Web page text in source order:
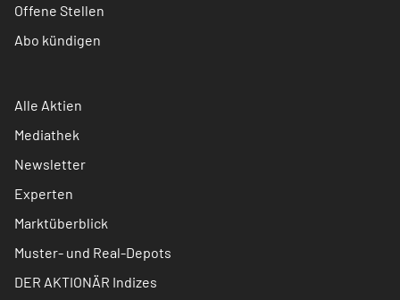
Offene Stellen
Abo kündigen
Alle Aktien
Mediathek
Newsletter
Experten
Marktüberblick
Muster- und Real-Depots
DER AKTIONÄR Indizes